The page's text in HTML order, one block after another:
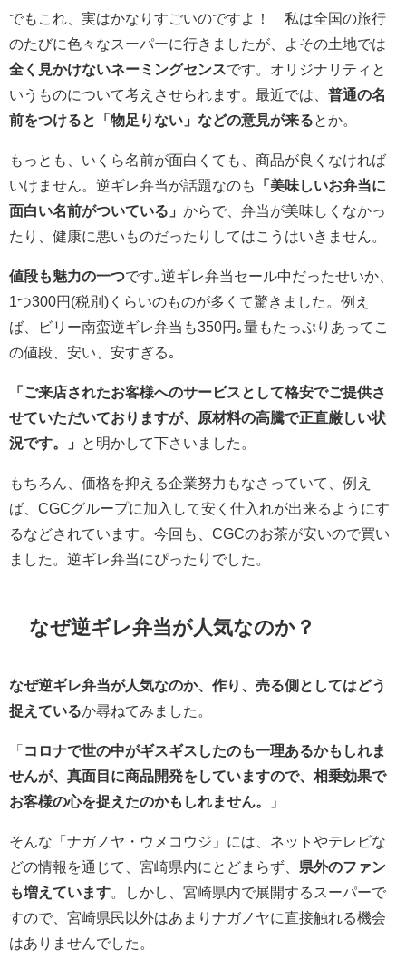
でもこれ、実はかなりすごいのですよ！ 私は全国の旅行
のたびに色々なスーパーに行きましたが、よその土地では
全く見かけないネーミングセンスです。オリジナリティと
いうものについて考えさせられます。最近では、 普通の名
前をつけると「物足りない」などの意見が来る とか。
もっとも、いくら名前が面白くても、商品が良くなければ
いけません。逆ギレ弁当が話題なのも
「美味しいお弁当に
面白い名前がついている」 からで、弁当が美味しくなかっ
たり、健康に悪いものだったりしてはこうはいきません。
値段も魅力の一つです｡逆ギレ弁当セール中だったせいか、
1つ300円(税別)くらいのものが多くて驚きました。例え
ば、ビリー南蛮逆ギレ弁当も350円｡量もたっぷりあってこ
の値段、安い、安すぎる｡
「ご来店されたお客様へのサービスとして格安でご提供さ
せていただいておりますが、原材料の高騰で正直厳しい状
況です。」
と明かして下さいました。
もちろん、価格を抑える企業努力もなさっていて、例え
ば、CGCグループに加入して安く仕入れが出来るようにす
るなどされています。今回も、CGCのお茶が安いので買い
ました。逆ギレ弁当にぴったりでした。
なぜ逆ギレ弁当が人気なのか？
なぜ逆ギレ弁当が人気なのか、作り、売る側としてはどう
捉えているか尋ねてみました。
「 コロナで世の中がギスギスしたのも一理あるかもしれま
せんが、真面目に商品開発をしていますので、相乗効果で
お客様の心を捉えたのかもしれません。
」
そんな「ナガノヤ・ウメコウジ」には、ネットやテレビな
どの情報を通じて、宮崎県内にとどまらず、 県外のファン
も増えています 。しかし、宮崎県内で展開するスーパーで
すので、宮崎県民以外はあまりナガノヤに直接触れる機会
はありませんでした。